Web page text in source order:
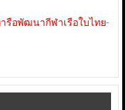
รือพัฒนากีฬาเรือใบไทย-